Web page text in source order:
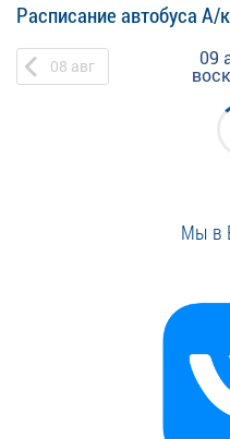
Расписание автобуса А/
08 авг 09
Мы в